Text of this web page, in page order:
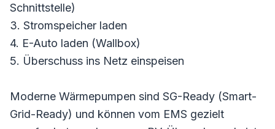
Schnittstelle)
3. Stromspeicher laden
4. E-Auto laden (Wallbox)
5. Überschuss ins Netz einspeisen
Moderne Wärmepumpen sind SG-Ready (Smart-
Grid-Ready) und können vom EMS gezielt